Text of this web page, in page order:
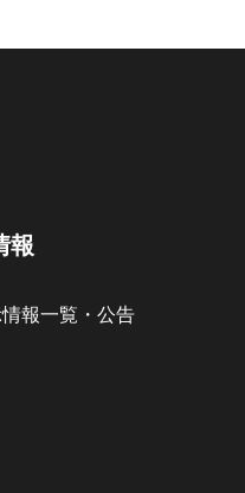
報
報一覧・公告